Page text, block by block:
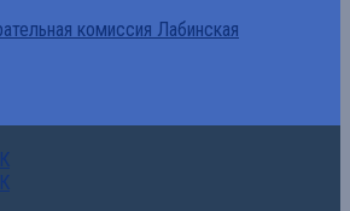
комиссия Лабинская